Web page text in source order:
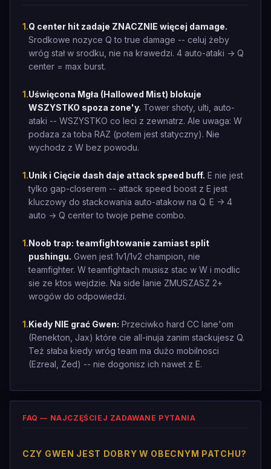
1.Q center hit zadaje ZNACZNIE więcej damage.
Srodkowe nozyce Q to true damage -- celuj żeby
wróg stał w srodku, nie na krawedzi. 4 auto-ataki -> Q
center = max burst.
1.Uświęcona Mgła (Hallowed Mist) blokuje
WSZYSTKO spoza zone'y. Tower shoty, ulti, auto-
ataki -- WSZYSTKO co leci z zewnatrz. Ale uwaga: W
podaza za toba RAZ (potem jest statyczny). Nie
wychodz z W bez powodu.
1.Unik i Cięcie dash daje attack speed buff. E nie jest
tylko gap-closerem -- attack speed boost z E jest
kluczowy do stackowania auto-atakow na Q. E -> 4
auto -> Q center to twoje pełne combo.
1.Noob trap: teamfightowanie zamiast split
pushingu. Gwen jest 1v1/1v2 champion, nie
teamfighter. W teamfightach musisz stac w W i modlic
sie ze ktos wejdzie. Na side lanie ZMUSZASZ 2+
wrogów do odpowiedzi.
1.Kiedy NIE grać Gwen: Przeciwko hard CC lane'om
(Renekton, Jax) które cie all-inuja zanim stackujesz Q.
Też słaba kiedy wróg team ma dużo mobilnosci
(Ezreal, Zed) -- nie dogonisz ich nawet z E.
FAQ — NAJCZĘŚCIEJ ZADAWANE PYTANIA
CZY GWEN JEST DOBRY W OBECNYM PATCHU?